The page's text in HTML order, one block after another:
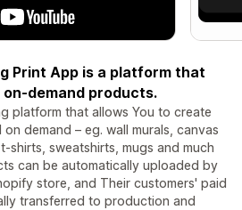
Print App is a platform that
demand products.
platform that allows You to create
demand – eg. wall murals, canvas
shirts, sweatshirts, mugs and much
can be automatically uploaded by
store, and Their customers' paid
transferred to production and